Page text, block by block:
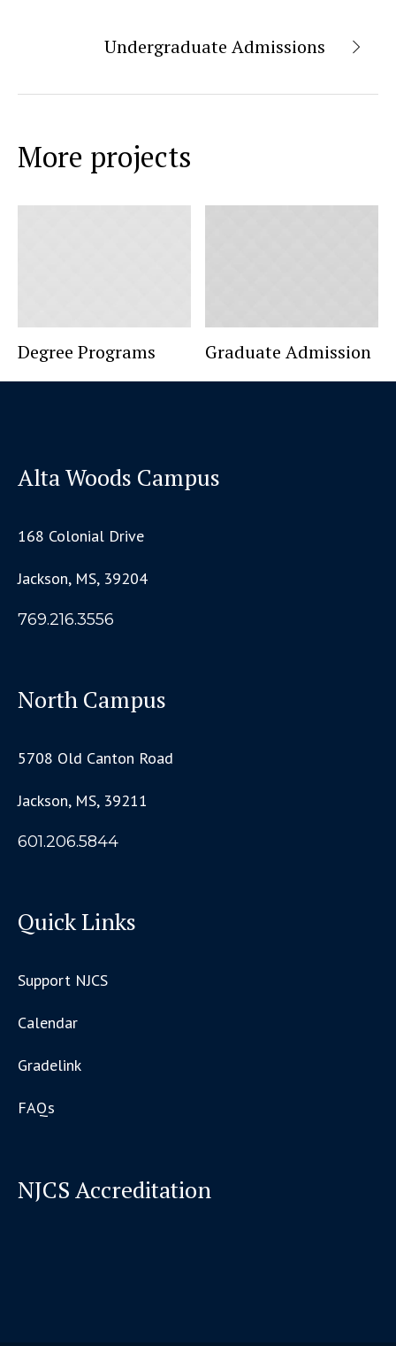
Undergraduate Admissions
More projects
Degree Programs Graduate Admission
Alta Woods Campus
168 Colonial Drive
Jackson, MS, 39204
769.216.3556
North Campus
5708 Old Canton Road
Jackson, MS, 39211
601.206.5844
Quick Links
Support NJCS
Calendar
Gradelink
FAQs
NJCS Accreditation